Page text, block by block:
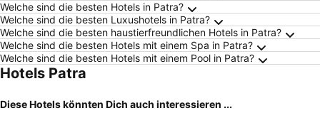
Welche sind die besten Hotels in Patra?
Welche sind die besten Luxushotels in Patra?
Welche sind die besten haustierfreundlichen Hotels in Patra?
Welche sind die besten Hotels mit einem Spa in Patra?
Welche sind die besten Hotels mit einem Pool in Patra?
Hotels Patra
Diese Hotels könnten Dich auch interessieren ...